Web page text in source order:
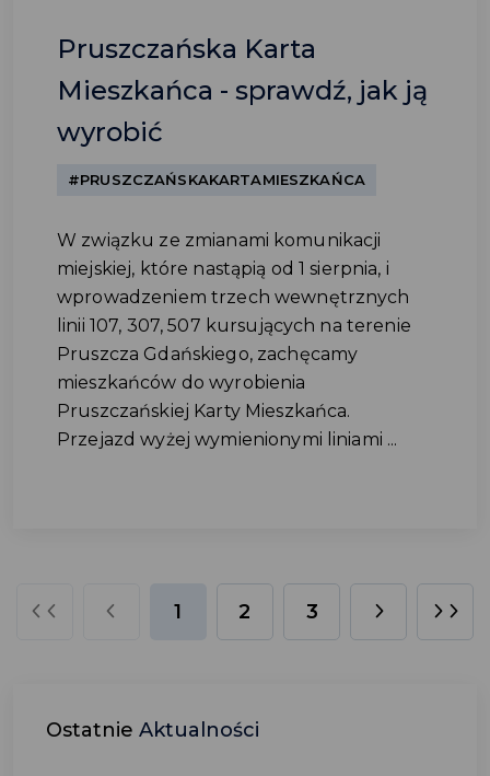
Pruszczańska Karta
Mieszkańca - sprawdź, jak ją
wyrobić
#PRUSZCZAŃSKAKARTAMIESZKAŃCA
W związku ze zmianami komunikacji
miejskiej, które nastąpią od 1 sierpnia, i
wprowadzeniem trzech wewnętrznych
linii 107, 307, 507 kursujących na terenie
Pruszcza Gdańskiego, zachęcamy
mieszkańców do wyrobienia
Pruszczańskiej Karty Mieszkańca.
Przejazd wyżej wymienionymi liniami ...
1 2 3
Ostatnie Aktualności